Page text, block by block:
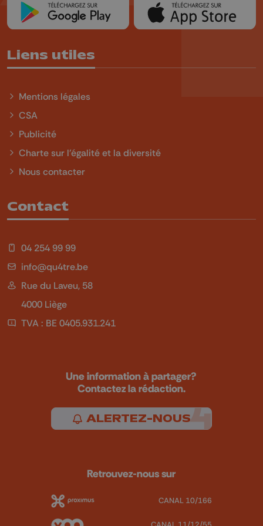
Liens utiles
Mentions légales
CSA
Publicité
Charte sur l'égalité et la diversité
Nous contacter
Contact
04 254 99 99
info@qu4tre.be
Rue du Laveu, 58
4000 Liège
TVA : BE 0405.931.241
Une information à partager?
Contactez la rédaction.
ALERTEZ-NOUS
Retrouvez-nous sur
CANAL 10/166